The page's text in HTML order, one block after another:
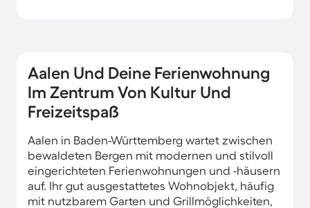
Aalen Und Deine Ferienwohnung
Im Zentrum Von Kultur Und
Freizeitspaß
Aalen in Baden-Württemberg wartet zwischen
bewaldeten Bergen mit modernen und stilvoll
eingerichteten Ferienwohnungen und -häusern
auf. Ihr gut ausgestattetes Wohnobjekt, häufig
mit nutzbarem Garten und Grillmöglichkeiten,